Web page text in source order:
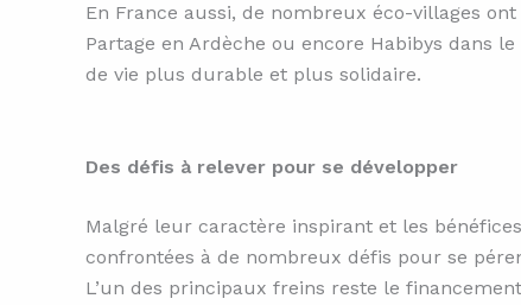
En France aussi, de nombreux éco-villages
Partage en Ardèche ou encore Habibys dans
de vie plus durable et plus solidaire.
Des défis à relever pour se développer
Malgré leur caractère inspirant et les
confrontées à de nombreux défis pour se
L’un des principaux freins reste le